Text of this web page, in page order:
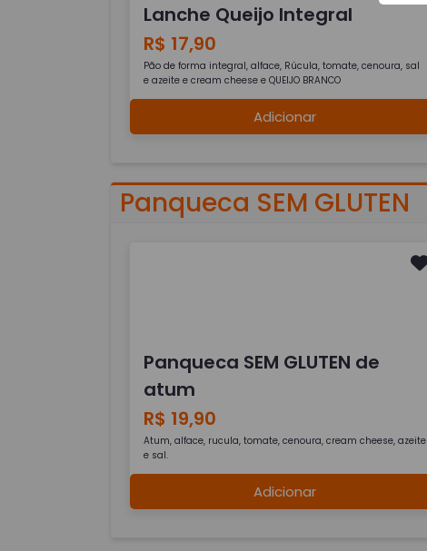
Lanche Queijo Integral
R$ 17,90
Pão de forma integral, alface, Rúcula, tomate, cenoura, sal
e azeite e cream cheese e QUEIJO BRANCO
Adicionar
Panqueca SEM GLUTEN
Panqueca SEM GLUTEN de
atum
R$ 19,90
Atum, alface, rucula, tomate, cenoura, cream cheese, azeite
e sal.
Adicionar